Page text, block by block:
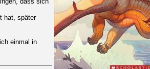
hat, später
einmal in